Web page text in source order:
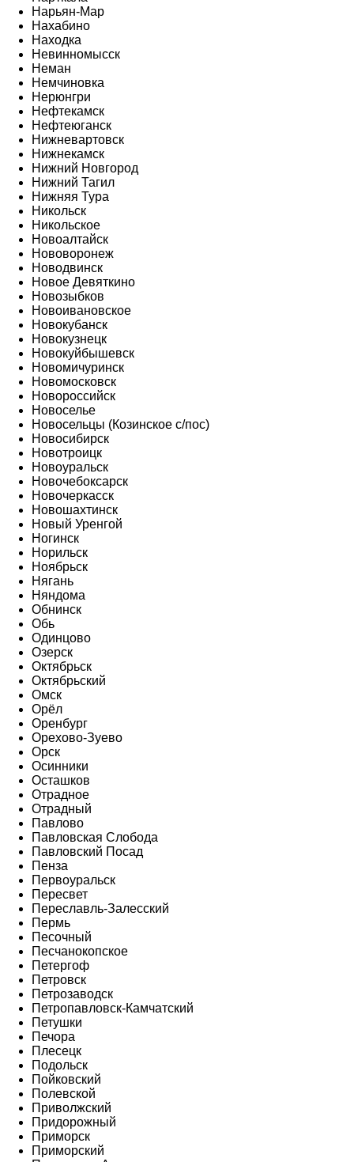
Нарьян-Мар
Нахабино
Находка
Невинномысск
Неман
Немчиновка
Нерюнгри
Нефтекамск
Нефтеюганск
Нижневартовск
Нижнекамск
Нижний Новгород
Нижний Тагил
Нижняя Тура
Никольск
Никольское
Новоалтайск
Нововоронеж
Новодвинск
Новое Девяткино
Новозыбков
Новоивановское
Новокубанск
Новокузнецк
Новокуйбышевск
Новомичуринск
Новомосковск
Новороссийск
Новоселье
Новосельцы (Козинское с/пос)
Новосибирск
Новотроицк
Новоуральск
Новочебоксарск
Новочеркасск
Новошахтинск
Новый Уренгой
Ногинск
Норильск
Ноябрьск
Нягань
Няндома
Обнинск
Обь
Одинцово
Озерск
Октябрьск
Октябрьский
Омск
Орёл
Оренбург
Орехово-Зуево
Орск
Осинники
Осташков
Отрадное
Отрадный
Павлово
Павловская Слобода
Павловский Посад
Пенза
Первоуральск
Пересвет
Переславль-Залесский
Пермь
Песочный
Песчанокопское
Петергоф
Петровск
Петрозаводск
Петропавловск-Камчатский
Петушки
Печора
Плесецк
Подольск
Пойковский
Полевской
Приволжский
Придорожный
Приморск
Приморский